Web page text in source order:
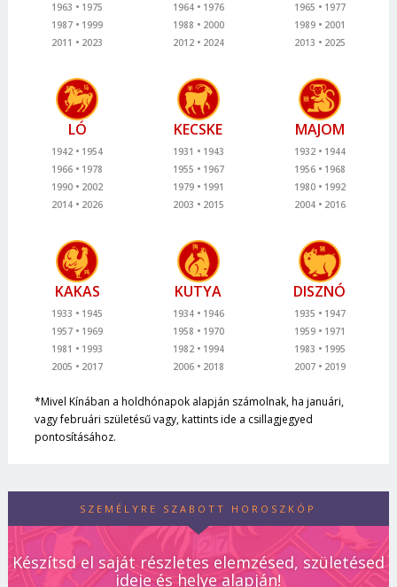
1963
1975
1987
1999
2011
2023
1964
1976
1988
2000
2012
2024
1965
1977
1989
2001
2013
2025
LÓ
1942
1954
1966
1978
1990
2002
2014
2026
KECSKE
1931
1943
1955
1967
1979
1991
2003
2015
MAJOM
1932
1944
1956
1968
1980
1992
2004
2016
KAKAS
1933
1945
1957
1969
1981
1993
2005
2017
KUTYA
1934
1946
1958
1970
1982
1994
2006
2018
DISZNÓ
1935
1947
1959
1971
1983
1995
2007
2019
*Mivel Kínában a holdhónapok alapján számolnak, ha januári,
vagy februári születésű vagy, kattints ide a csillagjegyed
pontosításához.
SZEMÉLYRE SZABOTT HOROSZKÓP
Készítsd el saját részletes elemzésed, születésed
ideje és helye alapján!